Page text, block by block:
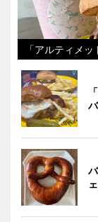
「アルティメ